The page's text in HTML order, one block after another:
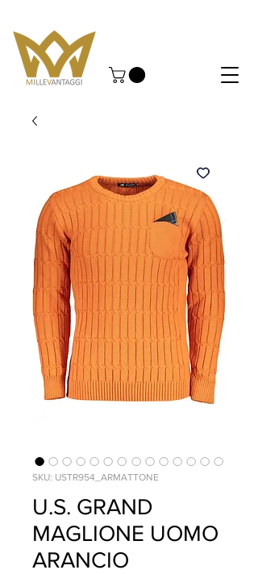
SKU: USTR954_ARMATTONE
U.S. GRAND
MAGLIONE UOMO
ARANCIO